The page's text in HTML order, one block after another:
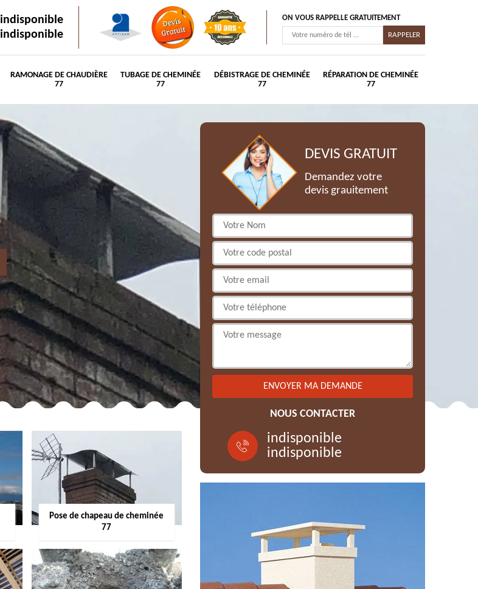
indisponible
indisponible
ON VOUS RAPPELLE GRATUITEMENT
RAMONAGE DE CHAUDIÈRE
77
TUBAGE DE CHEMINÉE
77
DÉBISTRAGE DE CHEMINÉE
77
RÉPARATION DE CHEMINÉE
77
Pose de chapeau de cheminée
77
DEVIS GRATUIT
Demandez votre
devis grauitement
NOUS CONTACTER
indisponible
indisponible